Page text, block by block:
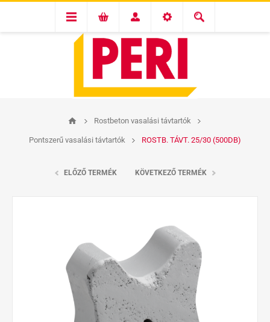
Rostbeton vasalási távtartók
Pontszerű vasalási távtartók ROSTB. TÁVT. 25/30 (500DB)
ELŐZŐ TERMÉK KÖVETKEZŐ TERMÉK